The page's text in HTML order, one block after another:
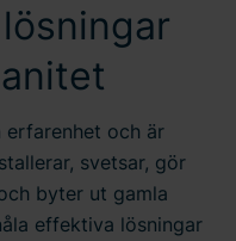
erfarenhet och är
svetsar, gör
byter ut gamla
effektiva lösningar